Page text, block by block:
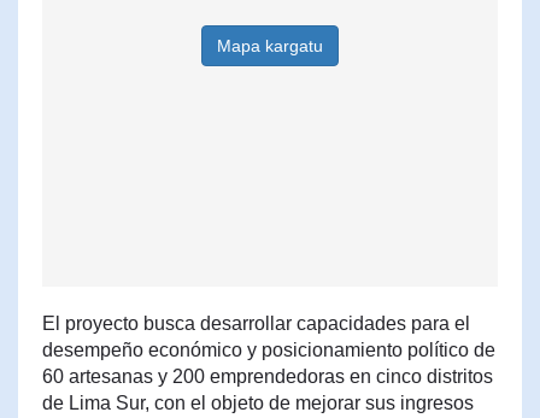
Mapa kargatu
El proyecto busca desarrollar capacidades para el
desempeño económico y posicionamiento político de
60 artesanas y 200 emprendedoras en cinco distritos
de Lima Sur, con el objeto de mejorar sus ingresos